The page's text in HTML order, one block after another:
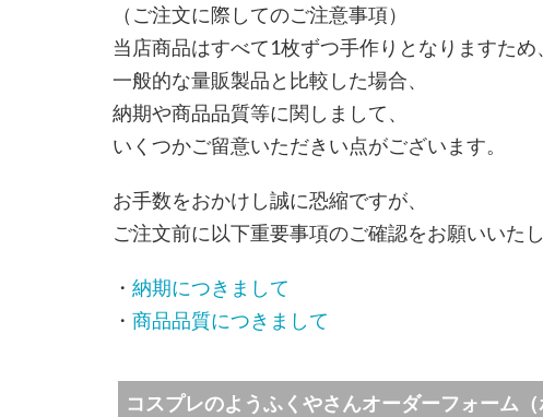
（ご注文に際してのご注意事項）
当店商品はすべて1枚ずつ手作りとなりますため
一般的な量販製品と比較した場合、
納期や商品品質等に関しまして、
いくつかご留意いただきい点がございます。
お手数をおかけし誠に恐縮ですが、
ご注文前に以下重要事項のご確認をお願いいた
・ 納期につきまして
・ 商品品質につきまして